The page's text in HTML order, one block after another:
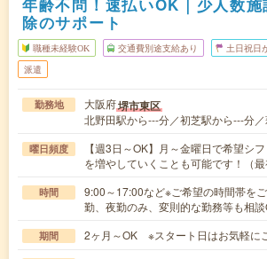
年齢不問！速払いOK｜少人数
除のサポート
職種未経験OK 交通費別途支給あり 土日祝日
派遣
勤務地 大阪府堺市東区
北野田駅から---分／初芝駅から---分
曜日頻度
【週3日～OK】月～金曜日で希望シ
を増やしていくことも可能です！（最
時間
9:00～17:00など※ご希望の時間帯を
勤、夜勤のみ、変則的な勤務等も相
期間 2ヶ月～OK ※スタート日はお気軽に